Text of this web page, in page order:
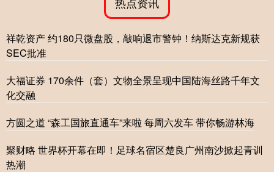
祥乾资产 约180只微盘股，敲响退市警钟！纳斯达克新规获
SEC批准
大福证券 170余件（套）文物全景呈现中国陆海丝路千年文
化交融
方圆之道 “森工国旅直通车”来啦 每周六发车 带你畅游林海
聚财略 世界杯开幕在即！足球名宿区楚良广州南沙掀起青训
热潮